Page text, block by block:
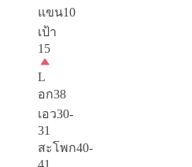
แขน10
เป้า
15
L
อก38
เอว30-
31
สะโพก40-
41